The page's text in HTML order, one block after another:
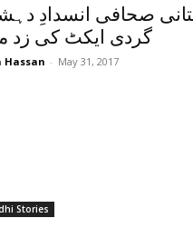
صحافی انسدادِ
گردی ایکٹ کی زد
Hassan - May 31, 2017
Stories